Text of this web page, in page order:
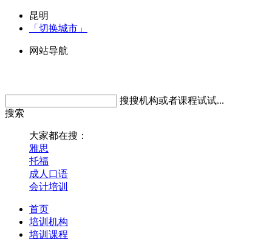
昆明
「切换城市」
网站导航
搜搜机构或者课程试试...
搜索
大家都在搜：
雅思
托福
成人口语
会计培训
首页
培训机构
培训课程